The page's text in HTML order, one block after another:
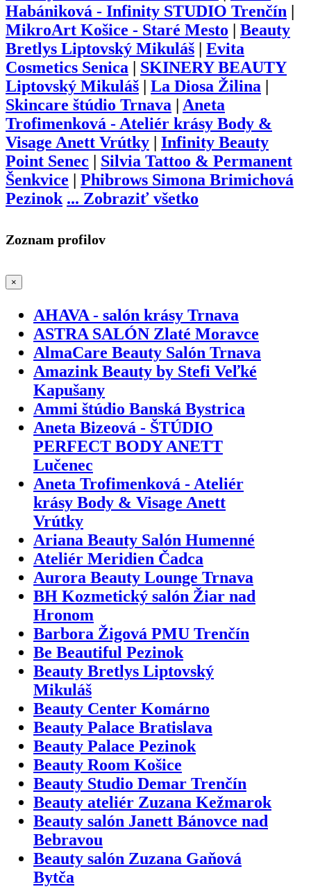
Habániková - Infinity STUDIO Trenčín
MikroArt Košice - Staré Mesto
Beauty
Bretlys Liptovský Mikuláš
Evita
Cosmetics Senica
SKINERY BEAUTY
Liptovský Mikuláš
La Diosa Žilina
Skincare štúdio Trnava
Aneta
Trofimenková - Ateliér krásy Body &
Visage Anett Vrútky
Infinity Beauty
Point Senec
Silvia Tattoo & Permanent
Šenkvice
Phibrows Simona Brimichová
Pezinok ... Zobraziť všetko
Zoznam profilov
×
AHAVA - salón krásy Trnava
ASTRA SALÓN Zlaté Moravce
AlmaCare Beauty Salón Trnava
Amazink Beauty by Stefi Veľké
Kapušany
Ammi štúdio Banská Bystrica
Aneta Bizeová - ŠTÚDIO
PERFECT BODY ANETT
Lučenec
Aneta Trofimenková - Ateliér
krásy Body & Visage Anett
Vrútky
Ariana Beauty Salón Humenné
Ateliér Meridien Čadca
Aurora Beauty Lounge Trnava
BH Kozmetický salón Žiar nad
Hronom
Barbora Žigová PMU Trenčín
Be Beautiful Pezinok
Beauty Bretlys Liptovský
Mikuláš
Beauty Center Komárno
Beauty Palace Bratislava
Beauty Palace Pezinok
Beauty Room Košice
Beauty Studio Demar Trenčín
Beauty ateliér Zuzana Kežmarok
Beauty salón Janett Bánovce nad
Bebravou
Beauty salón Zuzana Gaňová
Bytča